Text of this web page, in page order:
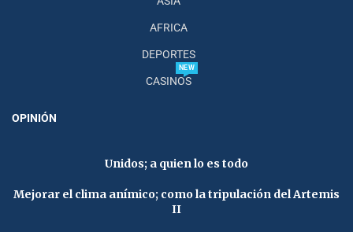
AFRICA
DEPORTES
CASINOS
NEW
OPINIÓN
Unidos; a quien lo es todo
Mejorar el clima anímico; como la tripulación del Artemis
II